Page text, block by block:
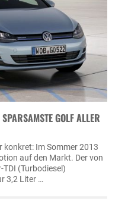
GOLF ALLER
konkret: Im Sommer 2013
auf den Markt. Der von
(Turbodiesel)
3,2 Liter …